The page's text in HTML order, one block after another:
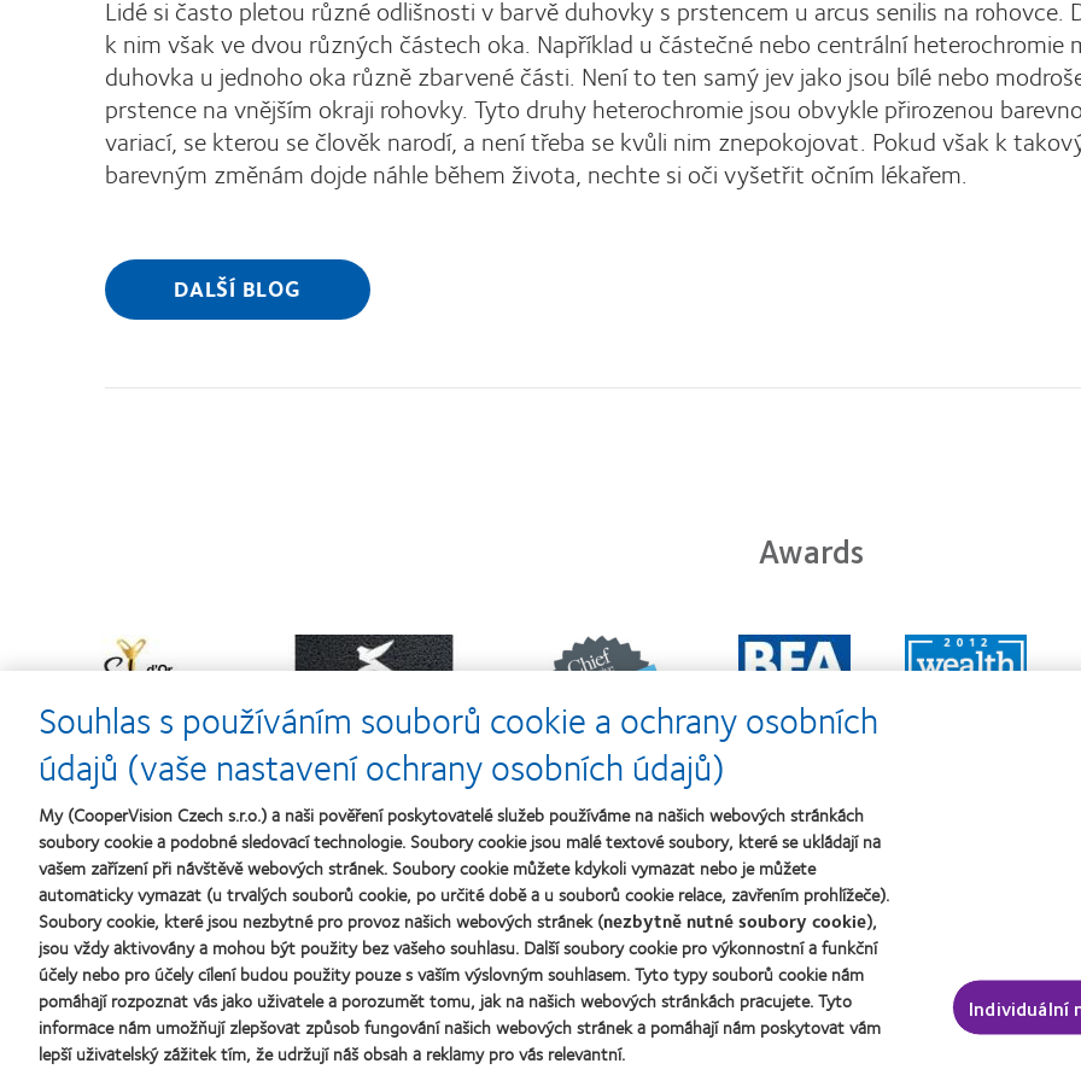
Lidé si často pletou různé odlišnosti v barvě duhovky s prstencem u arcus senilis na rohovce.
k nim však ve dvou různých částech oka. Například u částečné nebo centrální heterochromie
duhovka u jednoho oka různě zbarvené části. Není to ten samý jev jako jsou bílé nebo
prstence na vnějším okraji rohovky. Tyto druhy heterochromie jsou obvykle přirozenou
variací, se kterou se člověk narodí, a není třeba se kvůli nim znepokojovat. Pokud však k
barevným změnám dojde náhle během života, nechte si oči vyšetřit očním lékařem.
DALŠÍ BLOG
Awards
more
Cena
Silmo
d’Or
za
nejlepší
výrobek
pro
čočky
MyDay™
(2013)
Learn
more
Kontaktní
čočky
roku
(2013)
Learn
more
Nejlepší
společnosti
pro
vedoucí
roku
2012
a
2010
(2012)
Learn
more
Cena
2011
(2011)
Learn
more
Naše produkty
Technologie kontaktních čoček
Najděte ty pravé čočky pro vás
Kontaktní čočky a zrak
Nový uživatel
Zkušený uživatel
Blog
O společnosti CooperVision
Kariéra v CooperVision
Kontaktujte nás
Souhlas s používáním souborů cookie a ochrany osobních
údajů (vaše nastavení ochrany osobních údajů)
My (CooperVision Czech s.r.o.) a naši pověření poskytovatelé služeb používáme na našich webových stránkách
soubory cookie a podobné sledovací technologie. Soubory cookie jsou malé textové soubory, které se ukládají na
vašem zařízení při návštěvě webových stránek. Soubory cookie můžete kdykoli vymazat nebo je můžete
automaticky vymazat (u trvalých souborů cookie, po určité době a u souborů cookie relace, zavřením prohlížeče).
Soubory cookie, které jsou nezbytné pro provoz našich webových stránek (nezbytně nutné soubory cookie),
jsou vždy aktivovány a mohou být použity bez vašeho souhlasu. Další soubory cookie pro výkonnostní a funkční
účely nebo pro účely cílení budou použity pouze s vaším výslovným souhlasem. Tyto typy souborů cookie nám
pomáhají rozpoznat vás jako uživatele a porozumět tomu, jak na našich webových stránkách pracujete. Tyto
informace nám umožňují zlepšovat způsob fungování našich webových stránek a pomáhají nám poskytovat vám
lepší uživatelský zážitek tím, že udržují náš obsah a reklamy pro vás relevantní.
Individuální